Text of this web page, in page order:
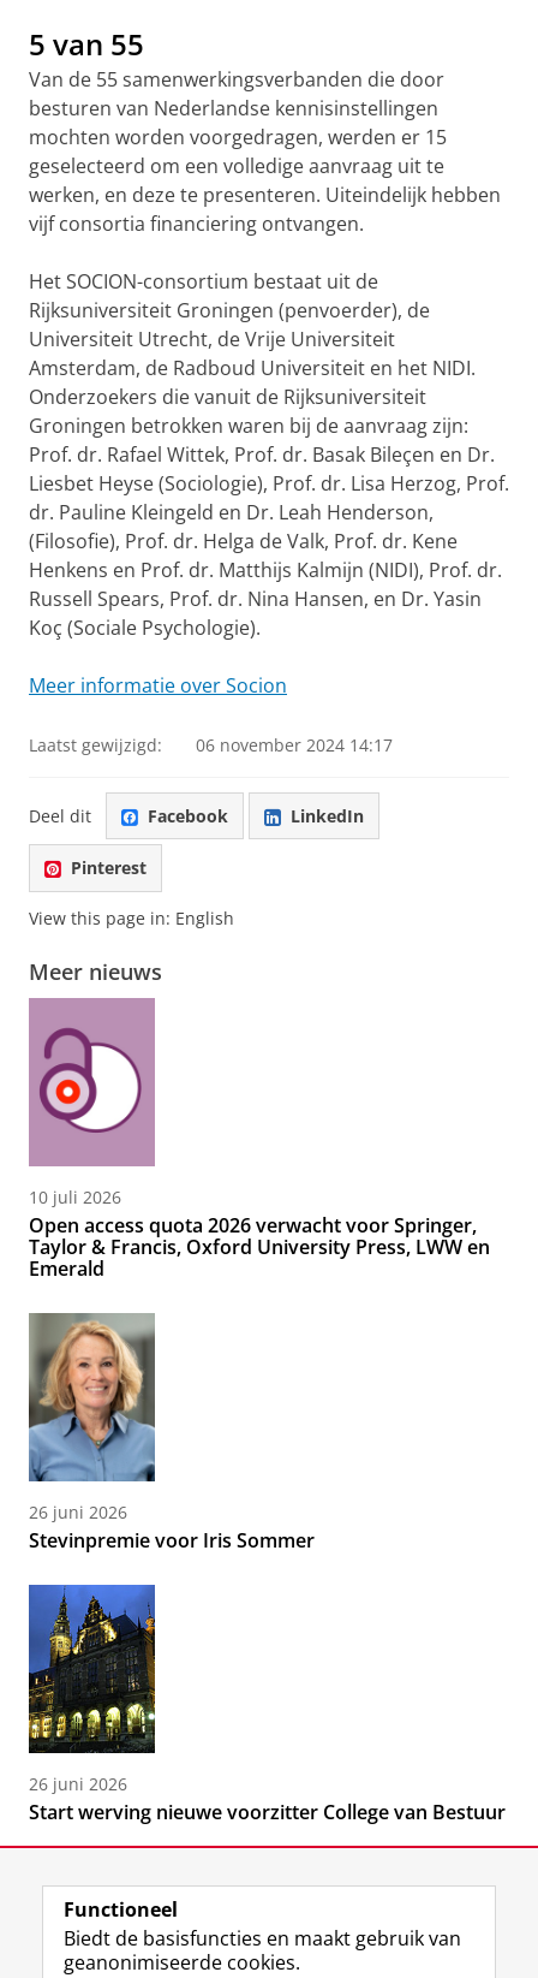
5 van 55
Van de 55 samenwerkingsverbanden die door
besturen van Nederlandse kennisinstellingen
mochten worden voorgedragen, werden er 15
geselecteerd om een volledige aanvraag uit te
werken, en deze te presenteren. Uiteindelijk hebben
vijf consortia financiering ontvangen.
Het SOCION-consortium bestaat uit de
Rijksuniversiteit Groningen (penvoerder), de
Universiteit Utrecht, de Vrije Universiteit
Amsterdam, de Radboud Universiteit en het NIDI.
Onderzoekers die vanuit de Rijksuniversiteit
Groningen betrokken waren bij de aanvraag zijn:
Prof. dr. Rafael Wittek, Prof. dr. Basak Bileçen en Dr.
Liesbet Heyse (Sociologie), Prof. dr. Lisa Herzog, Prof.
dr. Pauline Kleingeld en Dr. Leah Henderson,
(Filosofie), Prof. dr. Helga de Valk, Prof. dr. Kene
Henkens en Prof. dr. Matthijs Kalmijn (NIDI), Prof. dr.
Russell Spears, Prof. dr. Nina Hansen, en Dr. Yasin
Koç (Sociale Psychologie).
Meer informatie over Socion
Laatst gewijzigd: 06 november 2024 14:17
Deel dit Facebook LinkedIn
Pinterest
View this page in: English
Meer nieuws
10 juli 2026
Open access quota 2026 verwacht voor Springer,
Taylor & Francis, Oxford University Press, LWW en
Emerald
26 juni 2026
Stevinpremie voor Iris Sommer
26 juni 2026
Start werving nieuwe voorzitter College van Bestuur
Functioneel
Biedt de basisfuncties en maakt gebruik van
geanonimiseerde cookies.